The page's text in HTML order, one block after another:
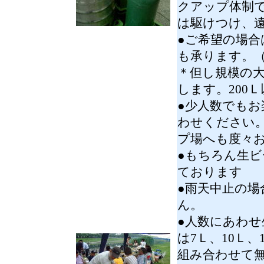
クアップ体制
は駆けつけ、
●ご希望の場
も承ります。
＊但し規模の
します。200
●少人数でも
わせください
プ場へも度々
●もちろん生
ております
●雨天中止の
ん。
●人数にあわ
は7Ｌ、10Ｌ
組み合わせて